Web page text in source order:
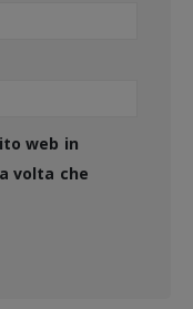
web in
volta che